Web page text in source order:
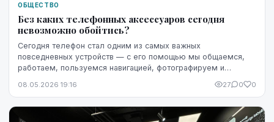
ОБЩЕСТВО
Без каких телефонных аксессуаров сегодня
невозможно обойтись?
Сегодня телефон стал одним из самых важных
повседневных устройств — с его помощью мы общаемся,
работаем, пользуемся навигацией, фотографируем и
акс...
08.05.2026 19:16 27 0 0